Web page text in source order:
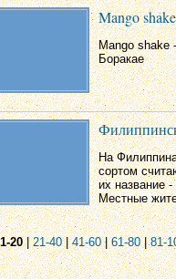
Mango shake
Mango shake
Боракае
На
сортом
их название
Местные
1-20|21-40|41-60|61-80|81-